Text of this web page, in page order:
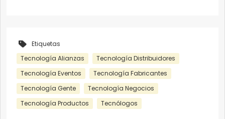
Etiquetas
Tecnología Alianzas
Tecnología Distribuidores
Tecnología Eventos
Tecnología Fabricantes
Tecnología Gente
Tecnología Negocios
Tecnología Productos
Tecnólogos